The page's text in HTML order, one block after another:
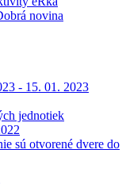
novina
- 15. 01. 2023
jednotiek
sú otvorené dvere do